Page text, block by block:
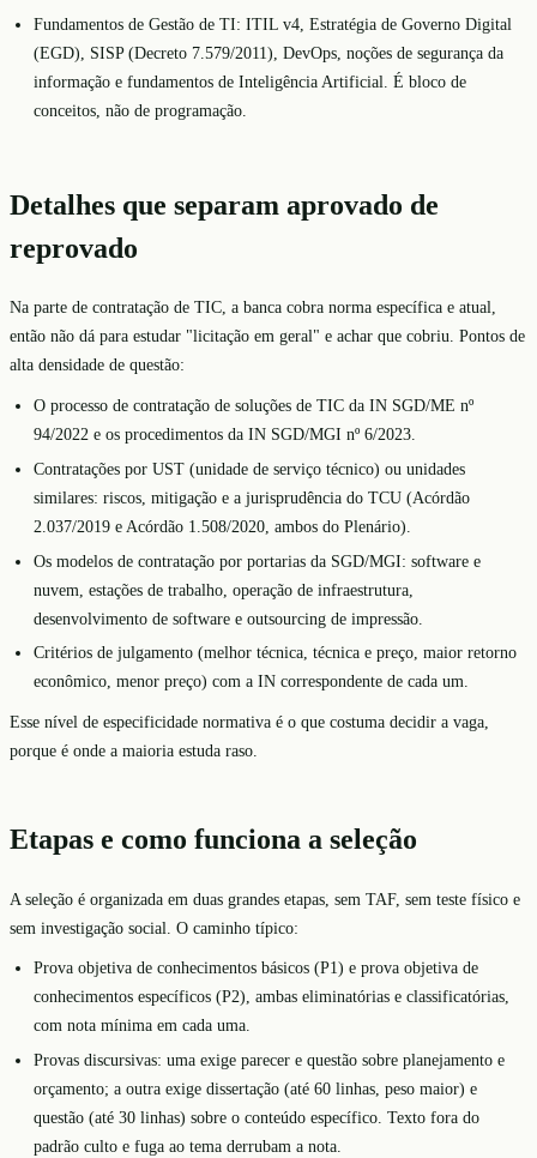
Fundamentos de Gestão de TI: ITIL v4, Estratégia de Governo Digital
(EGD), SISP (Decreto 7.579/2011), DevOps, noções de segurança da
informação e fundamentos de Inteligência Artificial. É bloco de
conceitos, não de programação.
Detalhes que separam aprovado de
reprovado
Na parte de contratação de TIC, a banca cobra norma específica e atual,
então não dá para estudar "licitação em geral" e achar que cobriu. Pontos de
alta densidade de questão:
O processo de contratação de soluções de TIC da IN SGD/ME nº
94/2022 e os procedimentos da IN SGD/MGI nº 6/2023.
Contratações por UST (unidade de serviço técnico) ou unidades
similares: riscos, mitigação e a jurisprudência do TCU (Acórdão
2.037/2019 e Acórdão 1.508/2020, ambos do Plenário).
Os modelos de contratação por portarias da SGD/MGI: software e
nuvem, estações de trabalho, operação de infraestrutura,
desenvolvimento de software e outsourcing de impressão.
Critérios de julgamento (melhor técnica, técnica e preço, maior retorno
econômico, menor preço) com a IN correspondente de cada um.
Esse nível de especificidade normativa é o que costuma decidir a vaga,
porque é onde a maioria estuda raso.
Etapas e como funciona a seleção
A seleção é organizada em duas grandes etapas, sem TAF, sem teste físico e
sem investigação social. O caminho típico:
Prova objetiva de conhecimentos básicos (P1) e prova objetiva de
conhecimentos específicos (P2), ambas eliminatórias e classificatórias,
com nota mínima em cada uma.
Provas discursivas: uma exige parecer e questão sobre planejamento e
orçamento; a outra exige dissertação (até 60 linhas, peso maior) e
questão (até 30 linhas) sobre o conteúdo específico. Texto fora do
padrão culto e fuga ao tema derrubam a nota.